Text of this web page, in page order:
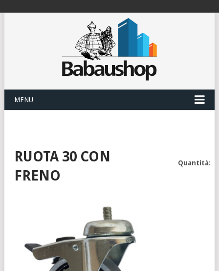
MENU
RUOTA 30 CON
FRENO
Quantità: